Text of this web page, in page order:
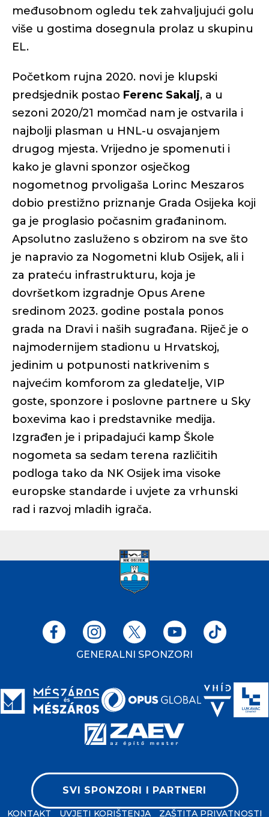
međusobnom ogledu tek zahvaljujući golu
više u gostima dosegnula prolaz u skupinu
EL.
Početkom rujna 2020. novi je klupski
predsjednik postao Ferenc Sakalj, a u
sezoni 2020/21 momčad nam je ostvarila i
najbolji plasman u HNL-u osvajanjem
drugog mjesta. Vrijedno je spomenuti i
kako je glavni sponzor osječkog
nogometnog prvoligaša Lorinc Meszaros
dobio prestižno priznanje Grada Osijeka koji
ga je proglasio počasnim građaninom.
Apsolutno zasluženo s obzirom na sve što
je napravio za Nogometni klub Osijek, ali i
za prateću infrastrukturu, koja je
dovršetkom izgradnje Opus Arene
sredinom 2023. godine postala ponos
grada na Dravi i naših sugrađana. Riječ je o
najmodernijem stadionu u Hrvatskoj,
jedinim u potpunosti natkrivenim s
najvećim komforom za gledatelje, VIP
goste, sponzore i poslovne partnere u Sky
boxevima kao i predstavnike medija.
Izgrađen je i pripadajući kamp Škole
nogometa sa sedam terena različitih
podloga tako da NK Osijek ima visoke
europske standarde i uvjete za vrhunski
rad i razvoj mladih igrača.
GENERALNI SPONZORI
SVI SPONZORI I PARTNERI
KONTAKT UVJETI KORIŠTENJA ZAŠTITA PRIVATNOSTI